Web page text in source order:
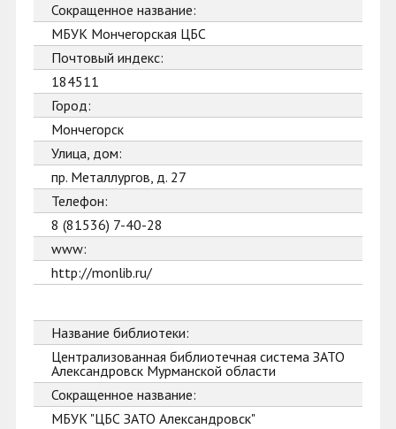
Сокращенное название:
МБУК Мончегорская ЦБС
Почтовый индекс:
184511
Город:
Мончегорск
Улица, дом:
пр. Металлургов, д. 27
Телефон:
8 (81536) 7-40-28
www:
http://monlib.ru/
Название библиотеки:
Централизованная библиотечная система ЗАТО
Александровск Мурманской области
Сокращенное название:
МБУК "ЦБС ЗАТО Александровск"